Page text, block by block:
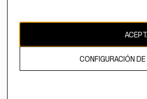
El contenido de esta página web está
CONFIGURACIÓN